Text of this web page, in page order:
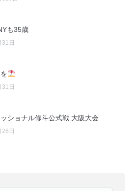
も35歳
日
日
ショナル修斗公式戦 大阪大会
日